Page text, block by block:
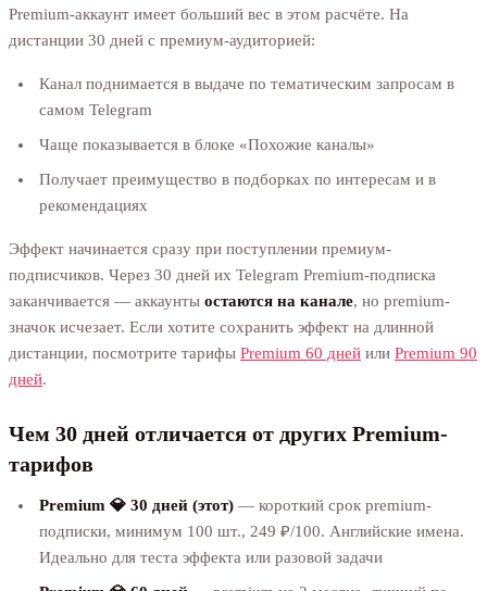
Premium-аккаунт имеет больший вес в этом расчёте. На
дистанции 30 дней с премиум-аудиторией:
Канал поднимается в выдаче по тематическим запросам в
самом Telegram
Чаще показывается в блоке «Похожие каналы»
Получает преимущество в подборках по интересам и в
рекомендациях
Эффект начинается сразу при поступлении премиум-
подписчиков. Через 30 дней их Telegram Premium-подписка
заканчивается — аккаунты остаются на канале, но premium-
значок исчезает. Если хотите сохранить эффект на длинной
дистанции, посмотрите тарифы Premium 60 дней или Premium 90
дней.
Чем 30 дней отличается от других Premium-
тарифов
Premium 💎 30 дней (этот) — короткий срок premium-
подписки, минимум 100 шт., 249 ₽/100. Английские имена.
Идеально для теста эффекта или разовой задачи